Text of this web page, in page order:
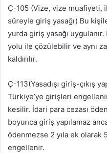
Ç-105 (Vize, vize muafiyeti,
süreyle giriş yasağı) Bu
yurda giriş yasağı
yolu ile çözülebilir ve aynı
kaldırılır.
Ç-113(Yasadışı giriş-çıkış
Türkiye’ye girişleri
kesilir. İdari para cezası
boyunca giriş yapılamaz
ödenmezse 2 yıla ek olarak
engellenir.